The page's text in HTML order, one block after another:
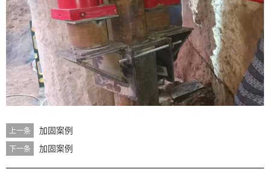
上一条 加固案例
下一条 加固案例